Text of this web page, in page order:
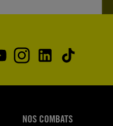
NOS COMBATS